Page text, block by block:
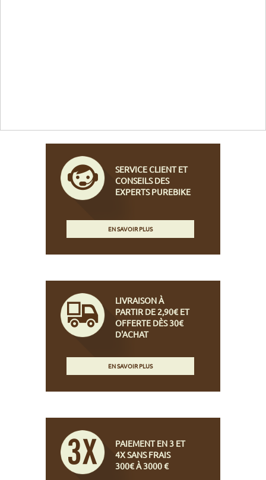
SERVICE CLIENT ET
CONSEILS DES
EXPERTS PUREBIKE
EN SAVOIR PLUS
LIVRAISON À
PARTIR DE 2,90€ ET
OFFERTE DÈS 30€
D'ACHAT
EN SAVOIR PLUS
PAIEMENT EN 3 ET
4X SANS FRAIS
300€ À 3000 €